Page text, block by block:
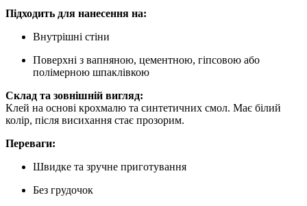
Підходить для нанесення на:
Внутрішні стіни
Поверхні з вапняною, цементною, гіпсовою або
полімерною шпаклівкою
Склад та зовнішній вигляд:
Клей на основі крохмалю та синтетичних смол. Має білий
колір, після висихання стає прозорим.
Переваги:
Швидке та зручне приготування
Без грудочок